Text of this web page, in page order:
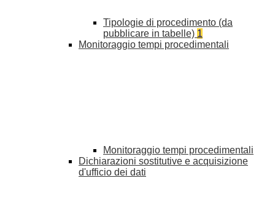
Tipologie di procedimento (da
pubblicare in tabelle) 1
Monitoraggio tempi procedimentali
Monitoraggio tempi procedimentali
Dichiarazioni sostitutive e acquisizione
d'ufficio dei dati